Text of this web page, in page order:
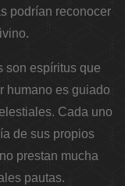
podrían reconocer
son espíritus que
humano es guiado
Cada uno
de sus propios
prestan mucha
pautas.